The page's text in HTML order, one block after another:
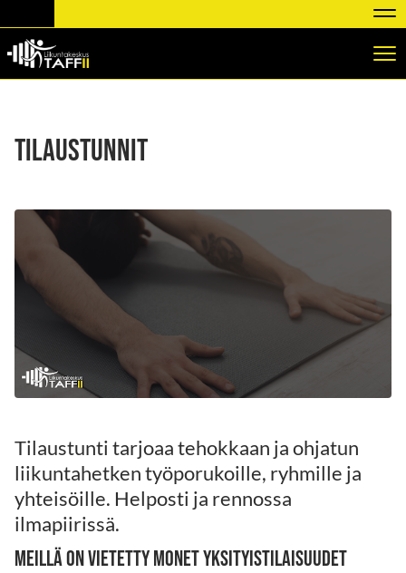
TILAUSTUNNIT
Tilaustunti tarjoaa tehokkaan ja ohjatun
liikuntahetken työporukoille, ryhmille ja
yhteisöille. Helposti ja rennossa
ilmapiirissä.
Meillä on vietetty monet yksityistilaisuudet